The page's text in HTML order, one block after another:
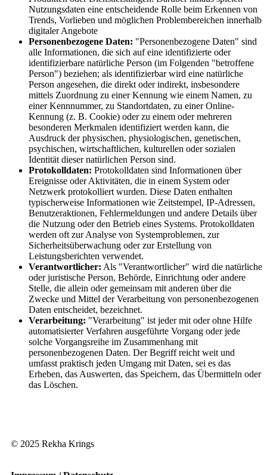
Nutzungsdaten eine entscheidende Rolle beim Erkennen von
Trends, Vorlieben und möglichen Problembereichen innerhalb
digitaler Angebote
Personenbezogene Daten: "Personenbezogene Daten" sind
alle Informationen, die sich auf eine identifizierte oder
identifizierbare natürliche Person (im Folgenden "betroffene
Person") beziehen; als identifizierbar wird eine natürliche
Person angesehen, die direkt oder indirekt, insbesondere
mittels Zuordnung zu einer Kennung wie einem Namen, zu
einer Kennnummer, zu Standortdaten, zu einer Online-
Kennung (z. B. Cookie) oder zu einem oder mehreren
besonderen Merkmalen identifiziert werden kann, die
Ausdruck der physischen, physiologischen, genetischen,
psychischen, wirtschaftlichen, kulturellen oder sozialen
Identität dieser natürlichen Person sind.
Protokolldaten: Protokolldaten sind Informationen über
Ereignisse oder Aktivitäten, die in einem System oder
Netzwerk protokolliert wurden. Diese Daten enthalten
typischerweise Informationen wie Zeitstempel, IP-Adressen,
Benutzeraktionen, Fehlermeldungen und andere Details über
die Nutzung oder den Betrieb eines Systems. Protokolldaten
werden oft zur Analyse von Systemproblemen, zur
Sicherheitsüberwachung oder zur Erstellung von
Leistungsberichten verwendet.
Verantwortlicher: Als "Verantwortlicher" wird die natürliche
oder juristische Person, Behörde, Einrichtung oder andere
Stelle, die allein oder gemeinsam mit anderen über die
Zwecke und Mittel der Verarbeitung von personenbezogenen
Daten entscheidet, bezeichnet.
Verarbeitung: "Verarbeitung" ist jeder mit oder ohne Hilfe
automatisierter Verfahren ausgeführte Vorgang oder jede
solche Vorgangsreihe im Zusammenhang mit
personenbezogenen Daten. Der Begriff reicht weit und
umfasst praktisch jeden Umgang mit Daten, sei es das
Erheben, das Auswerten, das Speichern, das Übermitteln oder
das Löschen.
© 2025 Rekha Krings